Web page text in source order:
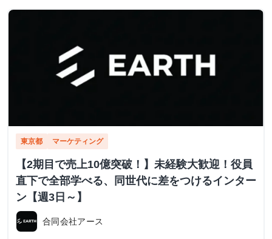
東京都 マーケティング
【2期目で売上10億突破！】未経験大歓迎！役員
直下で全部学べる、同世代に差をつけるインター
ン【週3日～】
合同会社アース